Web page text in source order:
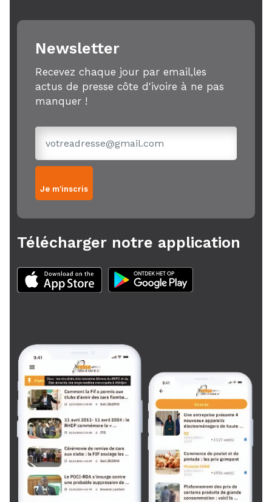
Newsletter
Recevez chaque jour par email,les
actus de presse côte d'ivoire à ne pas
manquer !
Je m'inscris
Télécharger notre application